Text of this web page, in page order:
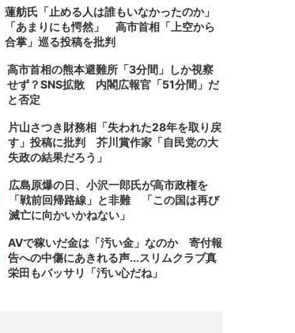
蓮舫氏「止める人は誰もいなかったのか」
「あまりにも愕然」 高市首相「上空から
合掌」巡る投稿を批判
高市首相の熊本避難所「3分間」しか視察
せず？SNS拡散 内閣広報官「51分間」だ
と否定
片山さつき財務相「失われた28年を取り戻
す」投稿に批判 芥川賞作家「自民党の大
失政の結果だろう」
広島原爆の日、小沢一郎氏が高市政権を
「戦前回帰路線」と非難 「この国は再び
滅亡に向かいかねない」
AVで稼いだ金は「汚い金」なのか 寄付報
告への中傷にあきれる声...スリムクラブ真
栄田もバッサリ「汚い心だね」